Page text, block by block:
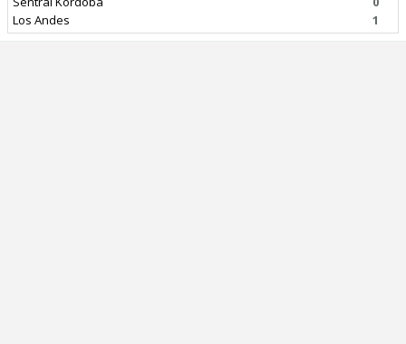
Los Andes
1